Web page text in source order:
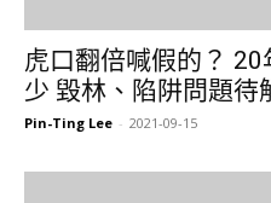
虎口翻倍喊假的？
少 毀林、陷阱問題待
Pin-Ting Lee - 2021-09-15